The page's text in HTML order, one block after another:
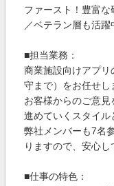
ファースト！豊富な
／ベテラン層も活躍
■担当業務：
商業施設向けアプ
守まで）をお任せし
お客様からのご意
進めていくスタイル
弊社メンバーも7名
りますので、安心し
■仕事の特色：